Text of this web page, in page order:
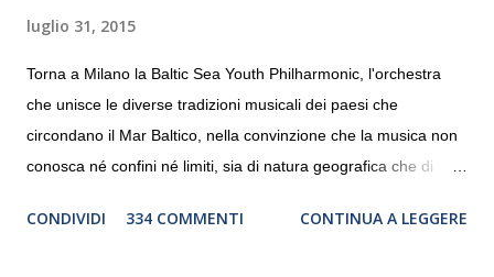
luglio 31, 2015
Torna a Milano la Baltic Sea Youth Philharmonic, l'orchestra
che unisce le diverse tradizioni musicali dei paesi che
circondano il Mar Baltico, nella convinzione che la musica non
conosca né confini né limiti, sia di natura geografica che di
debutterà il 10 settembre a Heiden, in Germania, e toccherà, in
CONDIVIDI 334 COMMENTI CONTINUA A LEGGERE